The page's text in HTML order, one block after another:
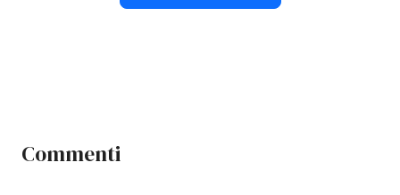
Commenti